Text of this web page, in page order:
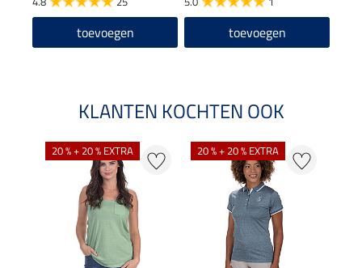
toevoegen toevoegen
KLANTEN KOCHTEN OOK
20 % + 20 % EXTRA 20 % + 20 % EXTRA